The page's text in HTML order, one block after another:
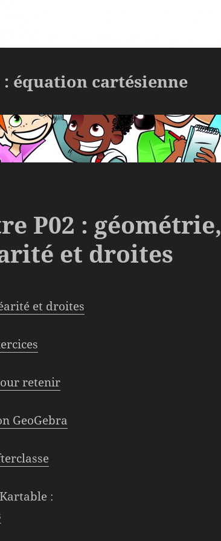
équation cartésienne
P02 : géométrie,
et droites
et droites
retenir
GeoGebra
: